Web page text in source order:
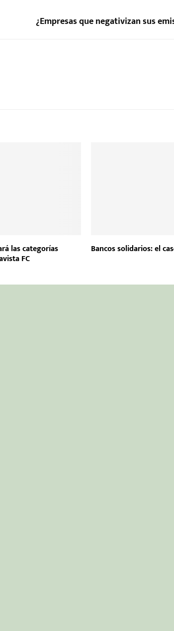
¿Empresas que negativizan sus
las categorías
FC
Bancos solidarios: el